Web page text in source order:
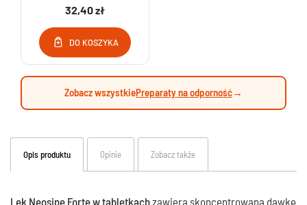
32,40 zł
DO KOSZYKA
Zobacz wszystkiePreparaty na odporność→
Opis produktu Opinie Zobacz także
Lek Neosine Forte w tabletkachzawiera skoncentrowaną dawkę